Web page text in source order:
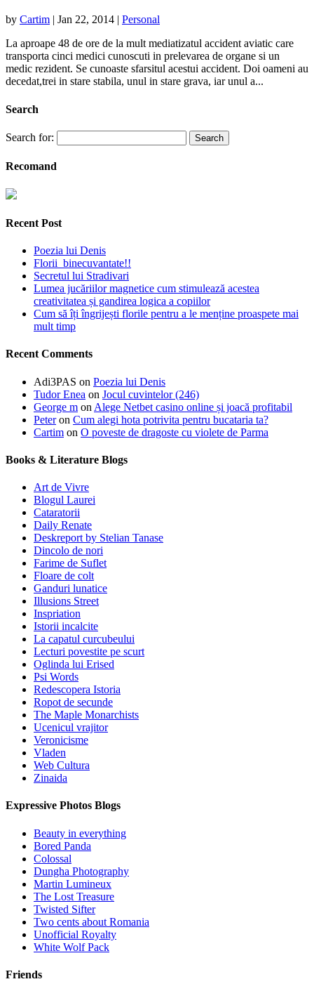
by Cartim | Jan 22, 2014 | Personal
La aproape 48 de ore de la mult mediatizatul accident aviatic care
transporta cinci medici cunoscuti in prelevarea de organe si un
medic rezident. Se cunoaste sfarsitul acestui accident. Doi oameni au
decedat,trei in stare stabila, unul in stare grava, iar unul a...
Search
Search for:
Recomand
Recent Post
Poezia lui Denis
Florii binecuvantate!!
Secretul lui Stradivari
Lumea jucăriilor magnetice cum stimulează acestea
creativitatea și gandirea logica a copiilor
Cum să îți îngrijești florile pentru a le menține proaspete mai
mult timp
Recent Comments
Adi3PAS on Poezia lui Denis
Tudor Enea on Jocul cuvintelor (246)
George m on Alege Netbet casino online și joacă profitabil
Peteron Cum alegi hota potrivita pentru bucataria ta?
Cartim on O poveste de dragoste cu violete de Parma
Books & Literature Blogs
Art de Vivre
Blogul Laurei
Cataratorii
Daily Renate
Deskreport by Stelian Tanase
Dincolo de nori
Farime de Suflet
Floare de colt
Ganduri lunatice
Illusions Street
Inspriation
Istorii incalcite
La capatul curcubeului
Lecturi povestite pe scurt
Oglinda lui Erised
Psi Words
Redescopera Istoria
Ropot de secunde
The Maple Monarchists
Ucenicul vrajitor
Veronicisme
Vladen
Web Cultura
Zinaida
Expressive Photos Blogs
Beauty in everything
Bored Panda
Colossal
Dungha Photography
Martin Lumineux
The Lost Treasure
Twisted Sifter
Two cents about Romania
Unofficial Royalty
White Wolf Pack
Friends